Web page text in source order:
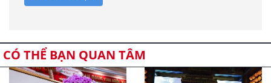
CÓ THỂ BẠN QUAN TÂM